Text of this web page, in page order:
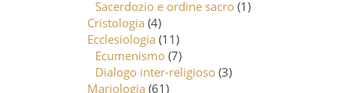
Sacerdozio e ordine sacro (1)
Cristologia (4)
Ecclesiologia (11)
Ecumenismo (7)
Dialogo inter-religioso (3)
Mariologia (61)